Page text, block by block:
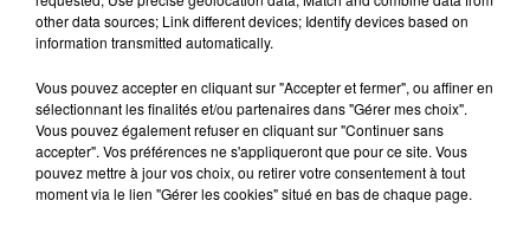
100%
100% Radio les infos du Tarn et Garonne
24 avril 2024 - 2 min 22 sec
LES INFOS DU TARN ET GARONNE DU
24/04/2024 À 12H00
other data sources; Link different devices; Identify devices based on
information transmitted automatically.
Vous pouvez accepter en cliquant sur "Accepter et fermer", ou affiner en
sélectionnant les finalités et/ou partenaires dans "Gérer mes choix".
Vous pouvez également refuser en cliquant sur "Continuer sans
accepter". Vos préférences ne s'appliqueront que pour ce site. Vous
pouvez mettre à jour vos choix, ou retirer votre consentement à tout
moment via le lien "Gérer les cookies" situé en bas de chaque page.